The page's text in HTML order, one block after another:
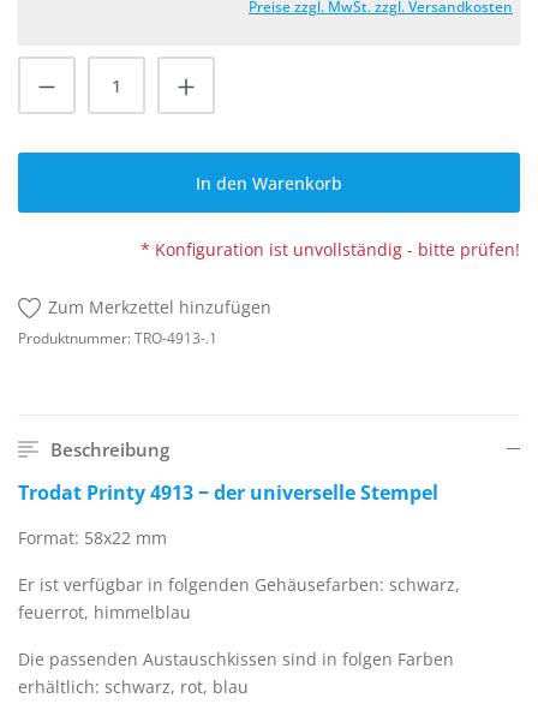
Preise zzgl. MwSt. zzgl. Versandkosten
Produkt Anzahl: Gib den gewünschten
In den Warenkorb
* Konfiguration ist unvollständig - bitte prüfen!
Zum Merkzettel hinzufügen
Produktnummer: TRO-4913-.1
Beschreibung
Trodat Printy 4913 ‒ der universelle Stempel
Format: 58x22 mm
Er ist verfügbar in folgenden Gehäusefarben: schwarz,
feuerrot, himmelblau
Die passenden Austauschkissen sind in folgen Farben
erhältlich: schwarz, rot, blau